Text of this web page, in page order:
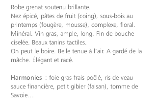
Robe grenat soutenu brillante.
Nez épicé, pâtes de fruit (coing), sous-bois au
printemps (fougère, mousse), complexe, floral.
Minéral. Vin gras, ample, long. Fin de bouche
ciselée. Beaux tanins tactiles.
On peut le boire. Belle tenue à l’air. A gardé de la
mâche. Élégant et racé.
Harmonies : foie gras frais poêlé, ris de veau
sauce financière, petit gibier (faisan), tomme de
Savoie…